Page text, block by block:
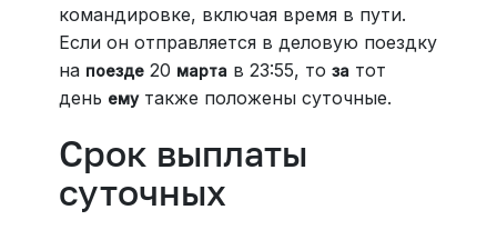
командировке, включая время в пути.
Если он отправляется в деловую поездку
на поезде20 марта в 23:55, то за тот
день емутакже положены суточные.
Срок выплаты
суточных